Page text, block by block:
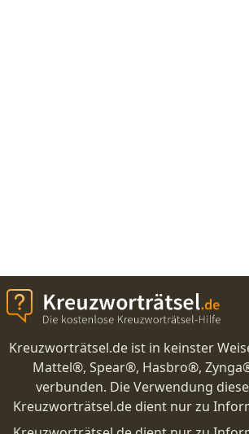
Kreuzworträtsel.de ist in keinster
Mattel®, Spear®, Hasbro®,
verbunden. Die Verwendung
Kreuzworträtsel.de dient nur zu